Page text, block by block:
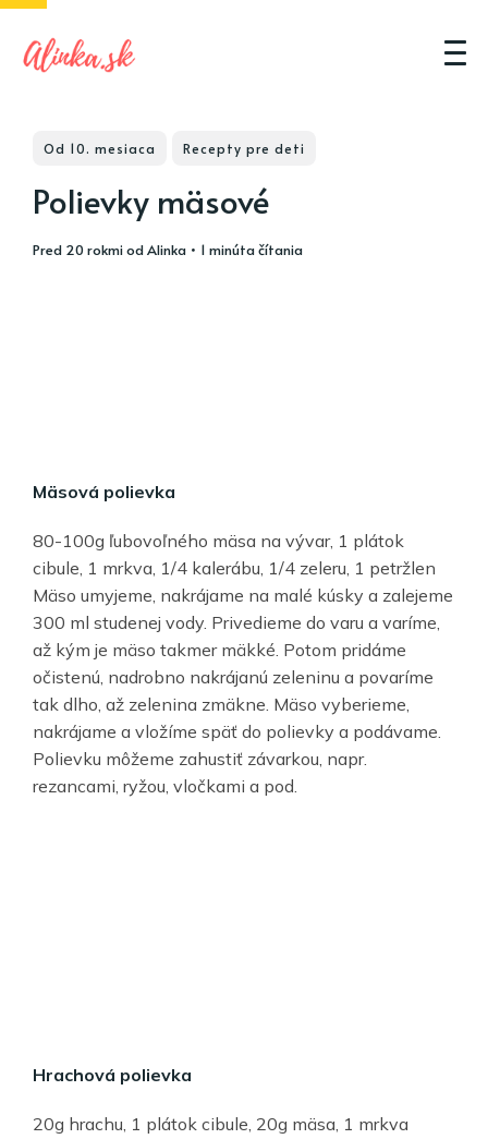
Od 10. mesiaca Recepty pre deti
Polievky mäsové
pred 20 rokmiodAlinka • 1 minúta čítania
Mäsová polievka
80-100g ľubovoľného mäsa na vývar, 1 plátok
cibule, 1 mrkva, 1/4 kalerábu, 1/4 zeleru, 1 petržlen
Mäso umyjeme, nakrájame na malé kúsky a zalejeme
300 ml studenej vody. Privedieme do varu a varíme,
až kým je mäso takmer mäkké. Potom pridáme
očistenú, nadrobno nakrájanú zeleninu a povaríme
tak dlho, až zelenina zmäkne. Mäso vyberieme,
nakrájame a vložíme späť do polievky a podávame.
Polievku môžeme zahustiť závarkou, napr.
rezancami, ryžou, vločkami a pod.
Hrachová polievka
20g hrachu, 1 plátok cibule, 20g mäsa, 1 mrkva